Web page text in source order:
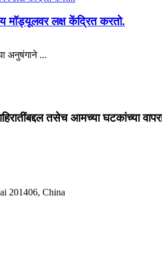
मॉड्यूलवर लक्ष केंद्रित करतो.
अनुषंगाने ...
तसेच आमच्या घटकांच्या
201406, China